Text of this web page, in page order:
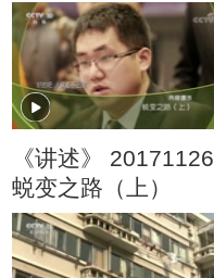
《讲述》 20171126
蜕变之路（上）